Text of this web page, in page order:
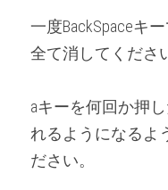
一度BackSpaceキ
全て消してくださ
aキーを何回か押
れるようになるよ
ださい。